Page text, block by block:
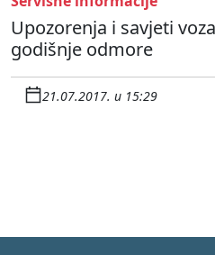
Upozorenja i savjeti
godišnje odmore
21.07.2017. u 15:29